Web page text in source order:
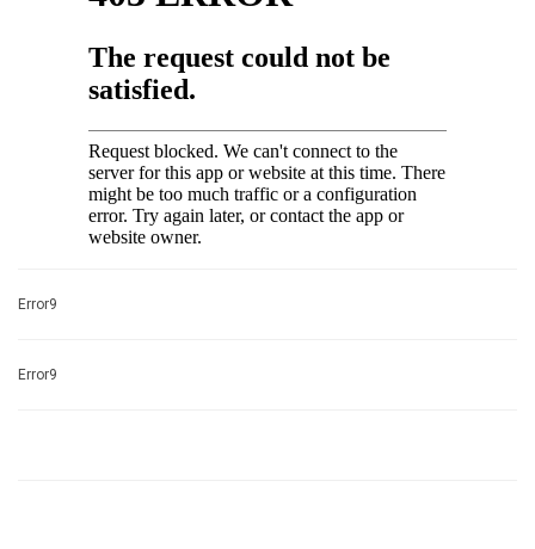
Error9
Error9